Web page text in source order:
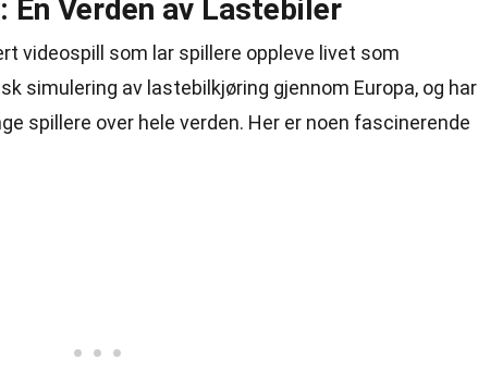
En Verden av Lastebiler
videospill som lar spillere oppleve livet som
simulering av lastebilkjøring gjennom Europa, og har
spillere over hele verden. Her er noen fascinerende